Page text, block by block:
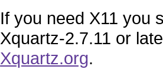
If you need X11 you
Xquartz-2.7.11 or
Xquartz.org.